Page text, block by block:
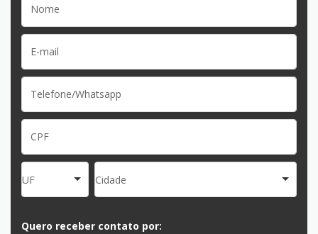
UF Cidade
Quero receber contato por: